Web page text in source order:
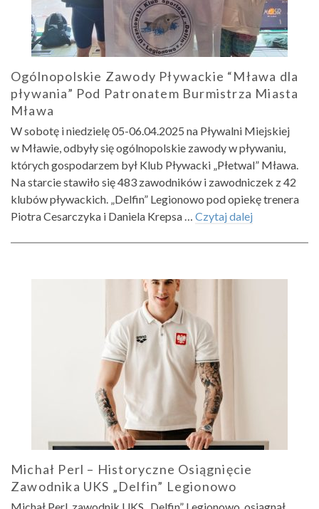
Ogólnopolskie Zawody Pływackie “Mława dla
pływania” Pod Patronatem Burmistrza Miasta
Mława
W sobotę i niedzielę 05-06.04.2025 na Pływalni Miejskiej
w Mławie, odbyły się ogólnopolskie zawody w pływaniu,
których gospodarzem był Klub Pływacki „Płetwal” Mława.
Na starcie stawiło się 483 zawodników i zawodniczek z 42
klubów pływackich. „Delfin” Legionowo pod opiekę trenera
Piotra Cesarczyka i Daniela Krepsa … Czytaj dalej
Michał Perl – Historyczne Osiągnięcie
Zawodnika UKS „Delfin” Legionowo